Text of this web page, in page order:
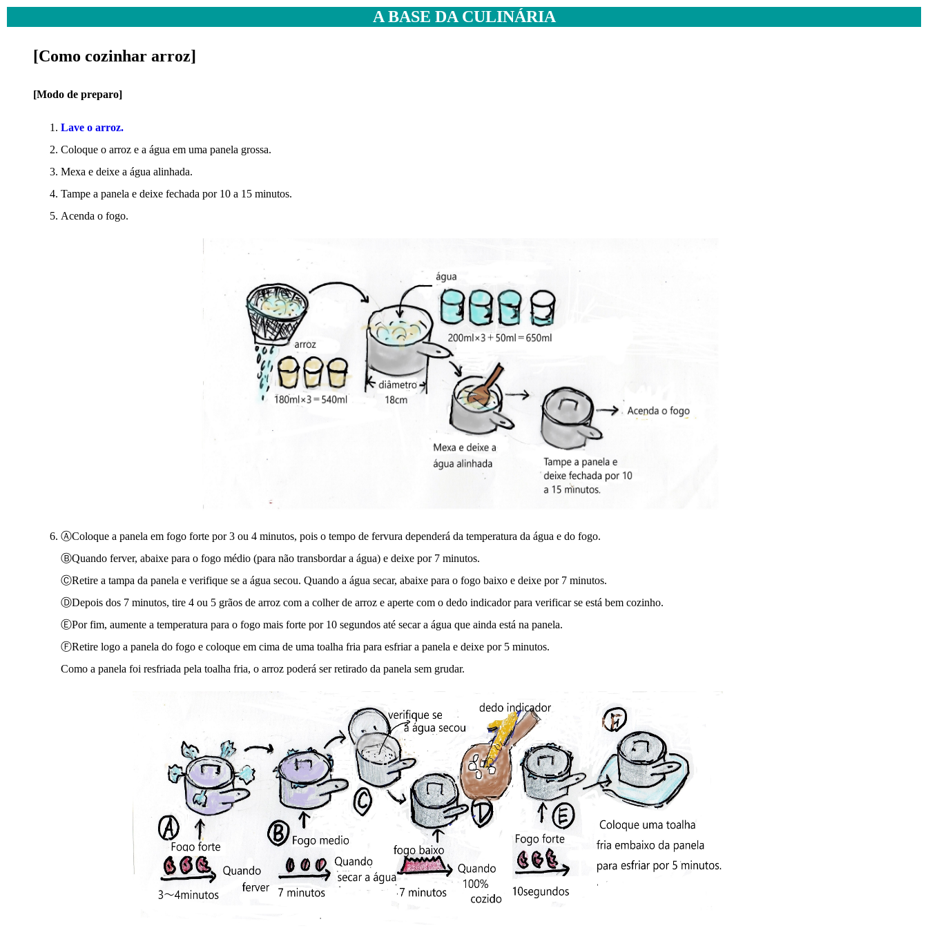
A BASE DA CULINÁRIA
[Como cozinhar arroz]
[Modo de preparo]
Lave o arroz.
Coloque o arroz e a água em uma panela grossa.
Mexa e deixe a água alinhada.
Tampe a panela e deixe fechada por 10 a 15 minutos.
Acenda o fogo.
ⒶColoque a panela em fogo forte por 3 ou 4 minutos, pois o tempo de fervura dependerá da temperatura da água e do fogo.
ⒷQuando ferver, abaixe para o fogo médio (para não transbordar a água) e deixe por 7 minutos.
ⒸRetire a tampa da panela e verifique se a água secou. Quando a água secar, abaixe para o fogo baixo e deixe por 7 minutos.
ⒹDepois dos 7 minutos, tire 4 ou 5 grãos de arroz com a colher de arroz e aperte com o dedo indicador para verificar se está bem cozinho.
ⒺPor fim, aumente a temperatura para o fogo mais forte por 10 segundos até secar a água que ainda está na panela.
ⒻRetire logo a panela do fogo e coloque em cima de uma toalha fria para esfriar a panela e deixe por 5 minutos.
Como a panela foi resfriada pela toalha fria, o arroz poderá ser retirado da panela sem grudar.